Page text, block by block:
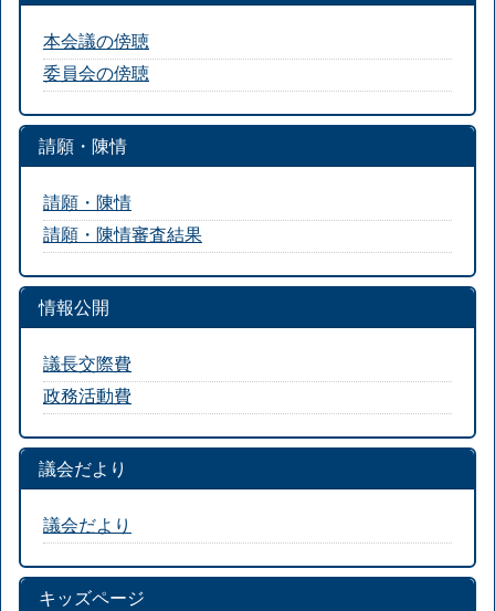
本会議の傍聴
委員会の傍聴
請願・陳情
請願・陳情
請願・陳情審査結果
情報公開
議長交際費
政務活動費
議会だより
議会だより
キッズページ